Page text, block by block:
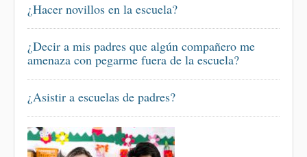
¿Hacer novillos en la escuela?
¿Decir a mis padres que algún compañero me
amenaza con pegarme fuera de la escuela?
¿Asistir a escuelas de padres?